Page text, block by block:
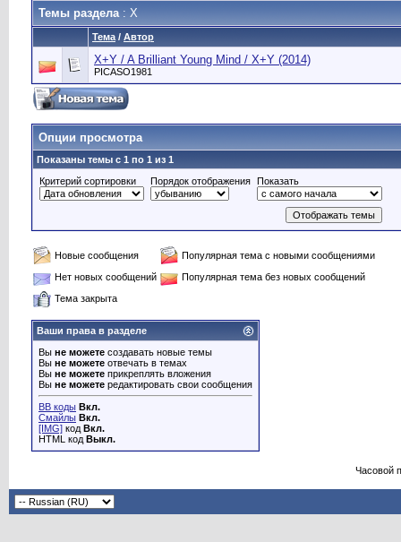
Темы раздела: X
Тема / Автор
X+Y / A Brilliant Young Mind / X+Y (2014)
PICASO1981
Опции просмотра
Показаны темы с 1 по 1 из 1
Критерий сортировки
Порядок отображения Показать
Новые сообщения
Популярная тема с новыми сообщениями
Нет новых сообщений
Популярная тема без новых сообщений
Тема закрыта
Ваши права в разделе
Вы не можете создавать новые темы
Вы не можете отвечать в темах
Вы не можете прикреплять вложения
Вы не можете редактировать свои сообщения
BB коды Вкл.
Смайлы Вкл.
[IMG] код Вкл.
HTML код Выкл.
Часовой